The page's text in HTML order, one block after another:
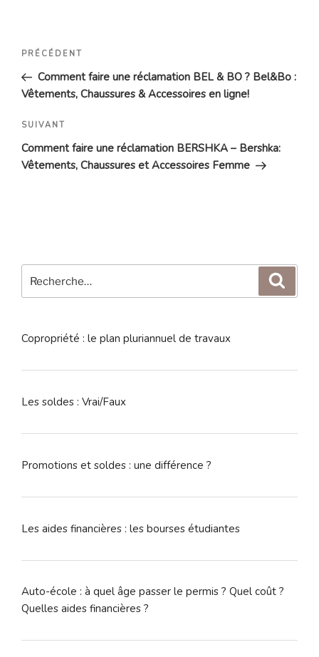
Navigation
l’article
Article
précédent
PRÉCÉDENT
Comment faire une réclamation BEL & BO ? Bel&Bo :
Vêtements, Chaussures & Accessoires en ligne!
Article
suivant
SUIVANT
Comment faire une réclamation BERSHKA – Bershka:
Vêtements, Chaussures et Accessoires Femme
pour
Copropriété : le plan pluriannuel de travaux
Les soldes : Vrai/Faux
Promotions et soldes : une différence ?
Les aides financières : les bourses étudiantes
Auto-école : à quel âge passer le permis ? Quel coût ?
Quelles aides financières ?